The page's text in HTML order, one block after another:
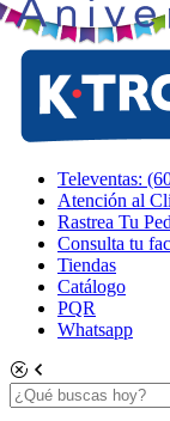
Televentas:
Atención al
Rastrea Tu
Consulta tu
Tiendas
Catálogo
PQR
Whatsapp